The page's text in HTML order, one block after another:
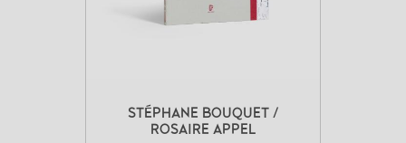
STÉPHANE BOUQUET /
ROSAIRE APPEL